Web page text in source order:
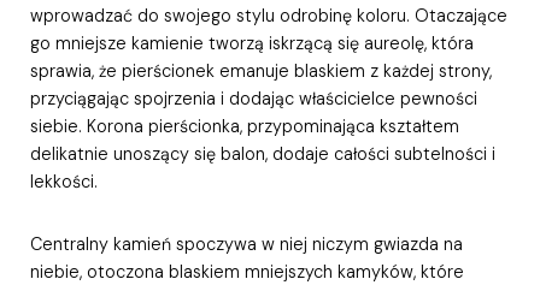
wprowadzać do swojego stylu odrobinę koloru. Otaczające
go mniejsze kamienie tworzą iskrzącą się aureolę, która
sprawia, że pierścionek emanuje blaskiem z każdej strony,
przyciągając spojrzenia i dodając właścicielce pewności
siebie. Korona pierścionka, przypominająca kształtem
delikatnie unoszący się balon, dodaje całości subtelności i
lekkości.
Centralny kamień spoczywa w niej niczym gwiazda na
niebie, otoczona blaskiem mniejszych kamyków, które